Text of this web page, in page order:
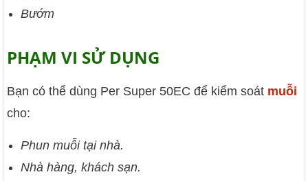
Bướm
PHẠM VI SỬ DỤNG
Bạn có thể dùng Per Super 50EC để kiểm soát muỗi
cho:
Phun muỗi tại nhà.
Nhà hàng, khách sạn.